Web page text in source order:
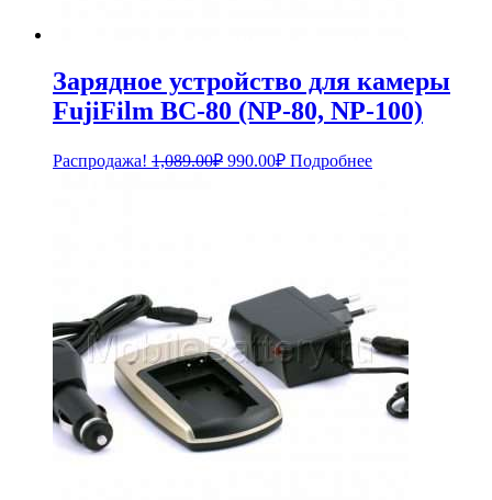
Зарядное устройство для камеры
FujiFilm BC-80 (NP-80, NP-100)
Распродажа! 1,089.00₽ Первоначальная
990.00₽Текущая
цена:
Подробнее